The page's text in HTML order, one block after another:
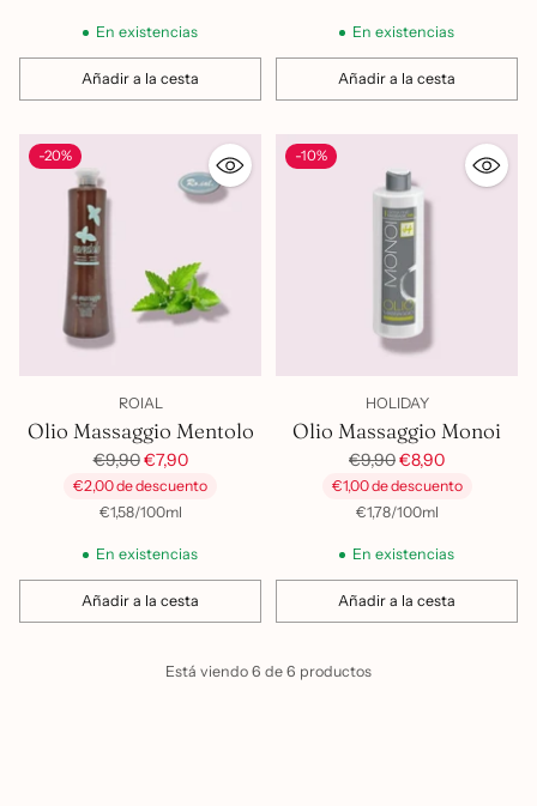
En existencias
Añadir a la cesta
Cantidad
En existencias
Añadir a la cesta
Cantidad
-20%
ROIAL
Olio Massaggio Mentolo
Precio
habitual
€9,90€7,90
€2,00 de descuento
Precio
€1,58/
por 100ml
En existencias
Añadir a la cesta
Cantidad
-10%
HOLIDAY
Olio Massaggio Monoi
Precio
habitual
€9,90€8,90
€1,00 de descuento
Precio
€1,78/
por 100ml
En existencias
Añadir a la cesta
Cantidad
Está viendo 6 de 6 productos